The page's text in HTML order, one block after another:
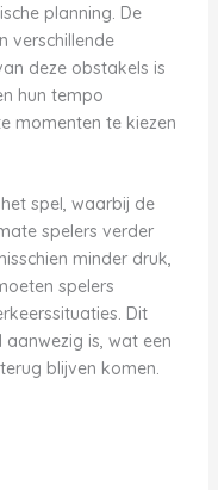
planning. De
verschillende
deze obstakels is
hun tempo
momenten te kiezen
spel, waarbij de
spelers verder
minder druk,
spelers
Dit
is, wat een
blijven komen.